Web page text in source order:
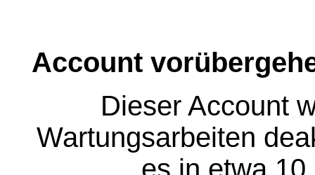
Account
Dieser Account
Wartungsarbeiten
es in etwa